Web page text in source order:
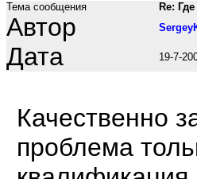
Тема сообщения Re:
Автор
Дата 19-7-
Качественно
проблема